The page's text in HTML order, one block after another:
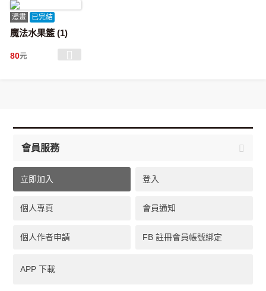
漫畫 已完結
魔法水果籃 (1)
80元
會員服務
立即加入 登入
個人專頁 會員通知
個人作者申請 FB 註冊會員帳號綁定
APP 下載